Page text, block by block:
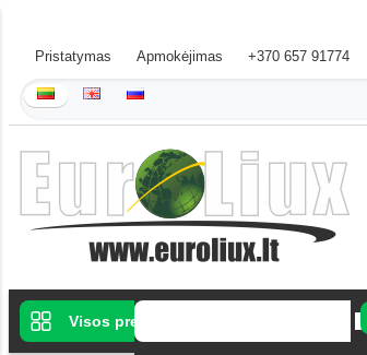
Pristatymas Apmokėjimas +370 657 91774
Visos prekės